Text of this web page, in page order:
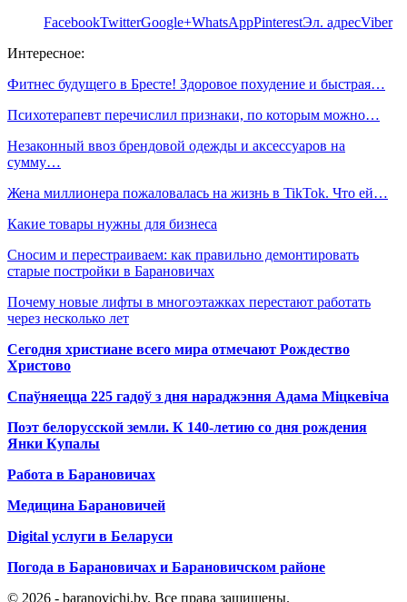
FacebookTwitterGoogle+WhatsAppPinterestЭл. адресViber
Интересное:
Фитнес будущего в Бресте! Здоровое похудение и быстрая…
Психотерапевт перечислил признаки, по которым можно…
Незаконный ввоз брендовой одежды и аксессуаров на
сумму…
Жена миллионера пожаловалась на жизнь в TikTok. Что ей…
Какие товары нужны для бизнеса
Сносим и перестраиваем: как правильно демонтировать
старые постройки в Барановичах
Почему новые лифты в многоэтажках перестают работать
через несколько лет
Сегодня христиане всего мира отмечают Рождество
Христово
Спаўняецца 225 гадоў з дня нараджэння Адама Міцкевіча
Поэт белорусской земли. К 140-летию со дня рождения
Янки Купалы
Работа в Барановичах
Медицина Барановичей
Digital услуги в Беларуси
Погода в Барановичах и Барановичском районе
© 2026 - baranovichi.by. Все права защищены.